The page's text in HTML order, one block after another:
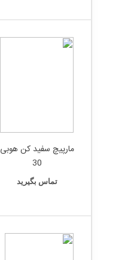
مارپیچ سفید کن هوبی
30
تماس بگیرید